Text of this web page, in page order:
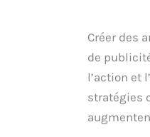
Créer des
de
l’action et
stratégies